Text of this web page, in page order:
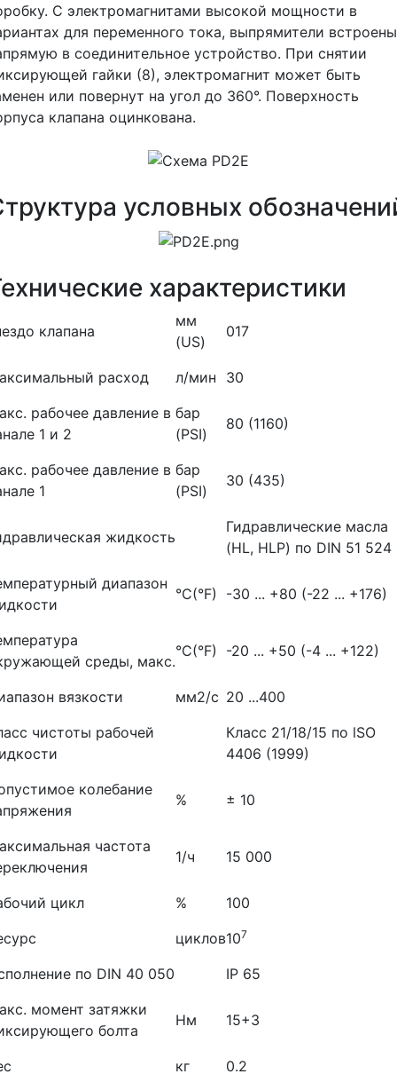
С электромагнитами высокой мощности в
для переменного тока, выпрямители встроены
в соединительное устройство. При снятии
гайки (8), электромагнит может быть
или повернут на угол до 360°. Поверхность
клапана оцинкована.
условных
характеристики
клапана
мм
(US)
017
расход л/мин
30
рабочее давление в
1 и 2
бар
(PSI)
80 (1160)
рабочее давление в
1
бар
(PSI)
30 (435)
жидкость
Гидравлические масла
(HL, HLP) по DIN 51 524
диапазон
°C(°F) -30 ... +80 (-22 ... +176)
среды, макс.
°C(°F) -20 ... +50 (-4 ... +122)
вязкости мм2/с 20 ...400
чистоты рабочей
Класс 21/18/15 по lSO
4406 (1999)
колебание
% ± 10
частота
1/ч 15 000
цикл %
100
циклов107
по DIN 40 050
IP 65
момент затяжки
болта
Нм 15+3
кг 0.2